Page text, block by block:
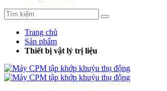
Trang chủ
Sản phẩm
Thiết bị vật lý trị liệu